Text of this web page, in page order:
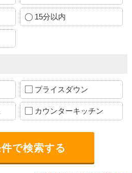
15分以内
プライスダウン
カウンターキッチン